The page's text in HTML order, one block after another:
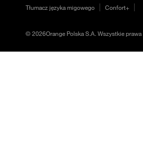
Tłumacz języka migowego
Confort+
©2026Orange Polska S.A. Wszystkie